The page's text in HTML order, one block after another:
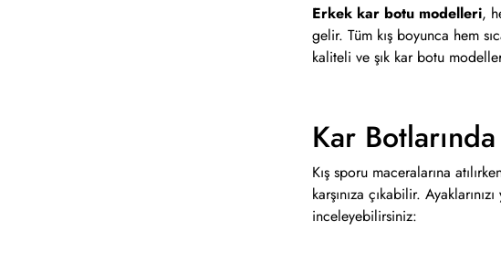
Erkek kar botu modelleri,
gelir. Tüm kış boyunca hem
kaliteli ve şık kar botu
Kar
Kış sporu maceralarına
karşınıza çıkabilir.
inceleyebilirsiniz: